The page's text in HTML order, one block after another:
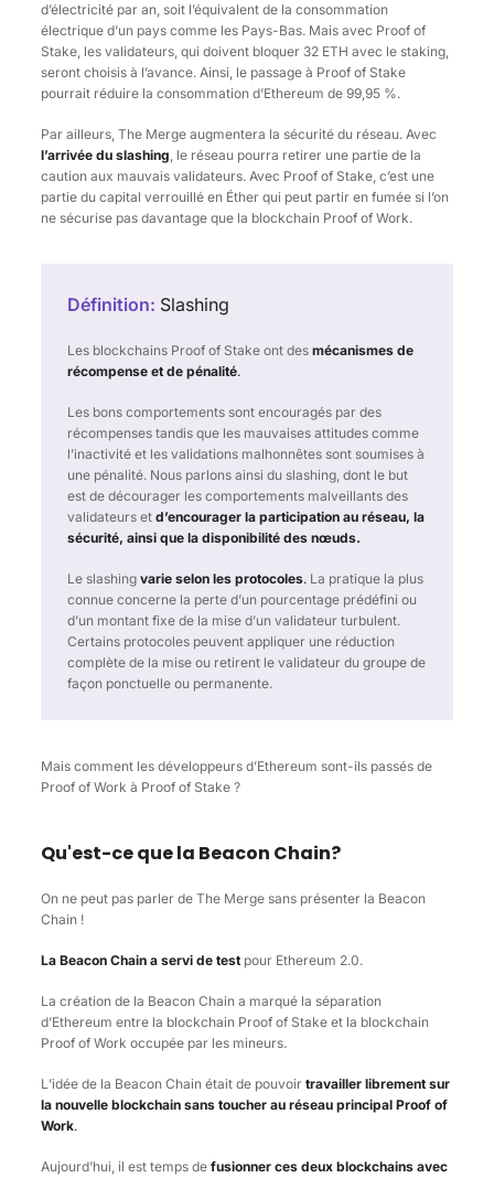
d’électricité par an, soit l’équivalent de la consommation
électrique d’un pays comme les Pays-Bas. Mais avec Proof of
Stake, les validateurs, qui doivent bloquer 32 ETH avec le staking,
seront choisis à l’avance. Ainsi, le passage à Proof of Stake
pourrait réduire la consommation d’Ethereum de 99,95 %.
Par ailleurs, The Merge augmentera la sécurité du réseau. Avec
l’arrivée du slashing, le réseau pourra retirer une partie de la
caution aux mauvais validateurs. Avec Proof of Stake, c’est une
partie du capital verrouillé en Éther qui peut partir en fumée si l’on
ne sécurise pas davantage que la blockchain Proof of Work.
Définition: Slashing
Les blockchains Proof of Stake ont des mécanismes de
récompense et de pénalité.
Les bons comportements sont encouragés par des
récompenses tandis que les mauvaises attitudes comme
l’inactivité et les validations malhonnêtes sont soumises à
une pénalité. Nous parlons ainsi du slashing, dont le but
est de décourager les comportements malveillants des
validateurs et d’encourager la participation au réseau, la
sécurité, ainsi que la disponibilité des nœuds.
Le slashing varie selon les protocoles.La pratique la plus
connue concerne la perte d’un pourcentage prédéfini ou
d’un montant fixe de la mise d’un validateur turbulent.
Certains protocoles peuvent appliquer une réduction
complète de la mise ou retirent le validateur du groupe de
façon ponctuelle ou permanente.
Mais comment les développeurs d’Ethereum sont-ils passés de
Proof of Work à Proof of Stake ?
Qu'est-ce que la Beacon Chain?
On ne peut pas parler de The Merge sans présenter la Beacon
Chain !
La Beacon Chain a servi de testpour Ethereum 2.0.
La création de la Beacon Chain a marqué la séparation
d’Ethereum entre la blockchain Proof of Stake et la blockchain
Proof of Work occupée par les mineurs.
L’idée de la Beacon Chain était de pouvoir travailler librement sur
la nouvelle blockchain sans toucher au réseau principal Proof of
Work.
Aujourd’hui, il est temps de fusionner ces deux blockchains avec